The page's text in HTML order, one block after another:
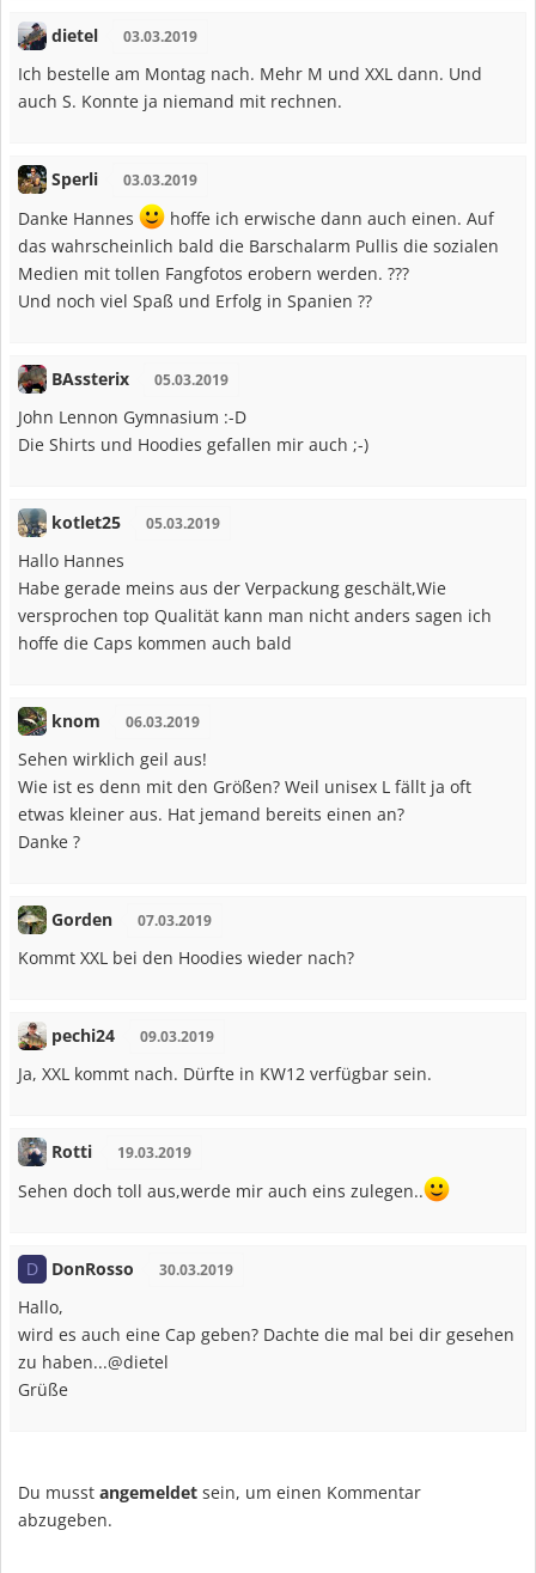
dietel 03.03.2019
Ich bestelle am Montag nach. Mehr M und XXL dann. Und
auch S. Konnte ja niemand mit rechnen.
Sperli 03.03.2019
Danke Hannes
hoffe ich erwische dann auch einen. Auf
das wahrscheinlich bald die Barschalarm Pullis die sozialen
Medien mit tollen Fangfotos erobern werden. ???
Und noch viel Spaß und Erfolg in Spanien ??
BAssterix 05.03.2019
John Lennon Gymnasium :-D
Die Shirts und Hoodies gefallen mir auch ;-)
kotlet25 05.03.2019
Hallo Hannes
Habe gerade meins aus der Verpackung geschält,Wie
versprochen top Qualität kann man nicht anders sagen ich
hoffe die Caps kommen auch bald
knom 06.03.2019
Sehen wirklich geil aus!
Wie ist es denn mit den Größen? Weil unisex L fällt ja oft
etwas kleiner aus. Hat jemand bereits einen an?
Danke ?
Gorden 07.03.2019
Kommt XXL bei den Hoodies wieder nach?
pechi24 09.03.2019
Ja, XXL kommt nach. Dürfte in KW12 verfügbar sein.
Rotti 19.03.2019
Sehen doch toll aus,werde mir auch eins zulegen..
D DonRosso 30.03.2019
Hallo,
wird es auch eine Cap geben? Dachte die mal bei dir gesehen
zu haben...@dietel
Grüße
Du musst angemeldet sein, um einen Kommentar
abzugeben.